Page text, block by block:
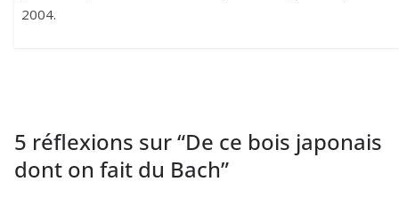
2004.
5 réflexions sur “De ce bois japonais
dont on fait du Bach”